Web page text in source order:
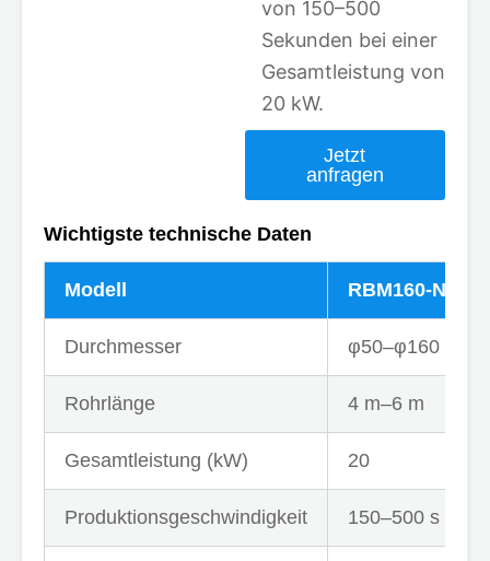
von 150–500
Sekunden bei einer
Gesamtleistung von
20 kW.
Jetzt
anfragen
Wichtigste technische Daten
Modell RBM160-NI
Durchmesser φ50–φ160 mm
Rohrlänge 4 m–6 m
Gesamtleistung (kW) 20
Produktionsgeschwindigkeit 150–500 s